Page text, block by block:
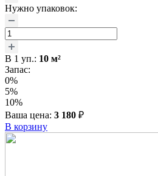
Нужно упаковок:
В 1 уп.: 10 м²
Запас:
0%
5%
10%
Ваша цена: 3 180 ₽
В корзину